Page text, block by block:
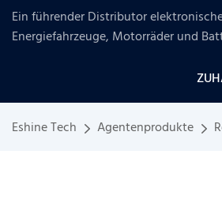
Ein führender Distributor
Energiefahrzeuge, Motorräder und
Eshine Tech Agentenprodukte